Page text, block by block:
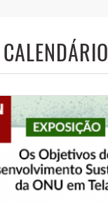
CALENDÁRIO